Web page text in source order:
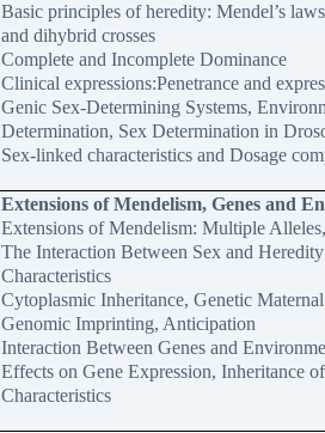
Basic principles of heredity: Mendel’s
and dihybrid crosses
Complete and Incomplete Dominance
Clinical expressions:Penetrance and
Genic Sex-Determining Systems,
Determination, Sex Determination in
Sex-linked characteristics and Dosage
Extensions of Mendelism, Genes and
Extensions of Mendelism: Multiple
The Interaction Between Sex and
Characteristics
Cytoplasmic Inheritance, Genetic
Genomic Imprinting, Anticipation
Interaction Between Genes and
Effects on Gene Expression, Inheritance
Characteristics